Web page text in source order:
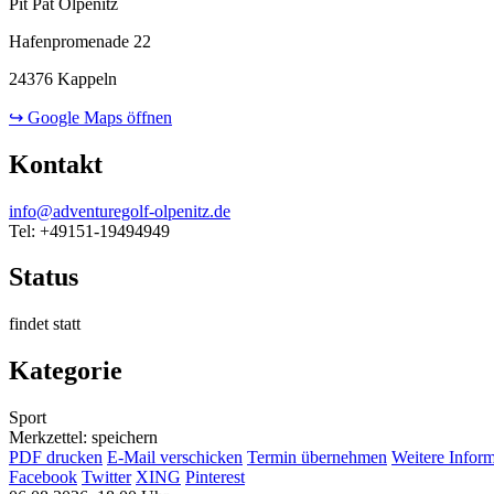
Hafenpromenade 22
24376 Kappeln
↪ Google Maps öffnen
Kontakt
info@adventuregolf-olpenitz.de
Tel: +49151-19494949
Status
findet statt
Kategorie
Sport
Merkzettel: speichern
PDF drucken E-Mail verschicken Termin übernehmen Weitere
Facebook Twitter XING Pinterest